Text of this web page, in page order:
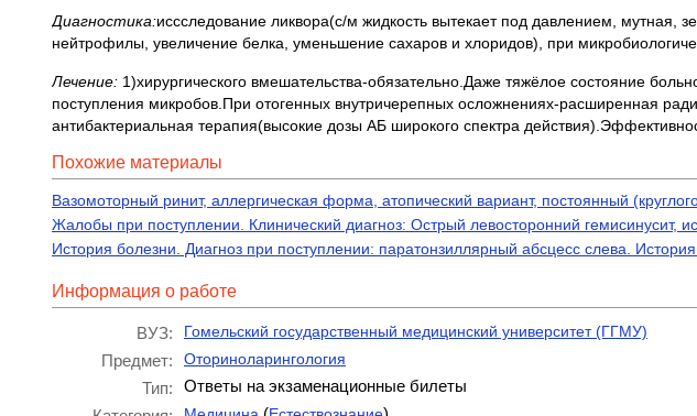
Диагностика:иссследование ликвора(с/м жидкость вытекает под давлением, мутная,
нейтрофилы, увеличение белка, уменьшение сахаров и хлоридов), при
Лечение: 1)хирургического вмешательства-обязательно.Даже тяжёлое состояние
поступления микробов.При отогенных внутричерепных осложнениях-расширенная
антибактериальная терапия(высокие дозы АБ широкого спектра
Похожие материалы
Вазомоторный ринит, аллергическая форма, атопический вариант, постоянный
Жалобы при поступлении. Клинический диагноз: Острый левосторонний гемисинусит,
История болезни. Диагноз при поступлении: паратонзиллярный абсцесс слева.
Информация о работе
ВУЗ: Гомельский государственный медицинский университет (ГГМУ)
Предмет: Оториноларингология
Тип:
Ответы на экзаменационные билеты